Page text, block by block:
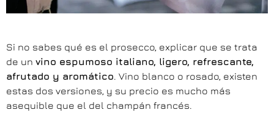
Si no sabes qué es el prosecco, explicar que se trata
de un vino espumoso italiano, ligero, refrescante,
afrutado y aromático. Vino blanco o rosado, existen
estas dos versiones, y su precio es mucho más
asequible que el del champán francés.